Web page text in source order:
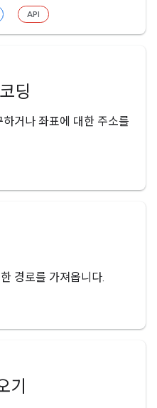
API
딩
거나 좌표에 대한 주소를
경로를 가져옵니다.
기